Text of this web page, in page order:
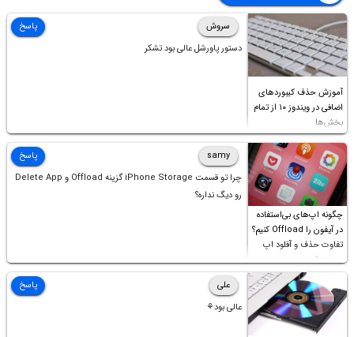
آموزش حذف کیبوردهای
اضافی در ویندوز ۱۰ از تمام
بخش‌ها
سروش
دستور پاورشل عالی بود تشکر
پاسخ
چگونه اپ‌های بی‌استفاده
در آیفون را Offload کنیم؟
تفاوت حذف و آفلود اپ
چیست؟
samy
چرا تو قسمت iPhone Storage گزینه Offload و Delete App
رو دیگ نداره؟
پاسخ
علی
عالی بود⚘
پاسخ